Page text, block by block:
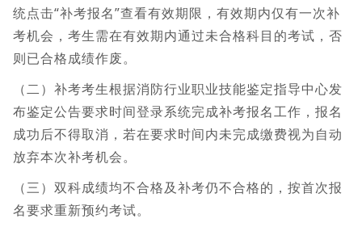
统点击“补考报名”查看有效期限，有效期内仅有一次补
考机会，考生需在有效期内通过未合格科目的考试，否
则已合格成绩作废。
（二）补考考生根据消防行业职业技能鉴定指导中心发
布鉴定公告要求时间登录系统完成补考报名工作，报名
成功后不得取消，若在要求时间内未完成缴费视为自动
放弃本次补考机会。
（三）双科成绩均不合格及补考仍不合格的，按首次报
名要求重新预约考试。